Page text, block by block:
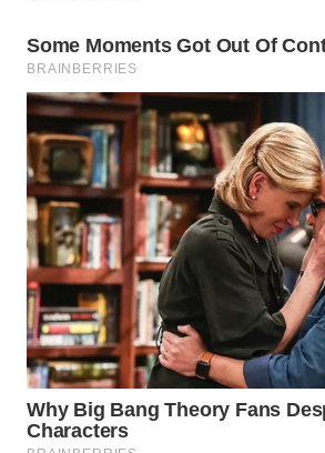
WN
SIMALUNGUN
WN
LABUHANBATU
WN
TAPANULI
TENGAH
WN DELI
SERDANG
WN
TEBING
TINGGI